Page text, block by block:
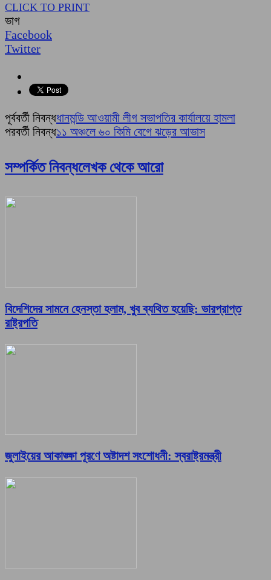
CLICK TO PRINT
ভাগ
Facebook
Twitter
পূর্ববর্তী নিবন্ধধানমন্ডি আওয়ামী লীগ সভাপতির কার্যালয়ে হামলা
পরবর্তী নিবন্ধ১১ অঞ্চলে ৬০ কিমি বেগে ঝড়ের আভাস
সম্পর্কিত নিবন্ধলেখক থেকে আরো
বিদেশিদের সামনে হেনস্তা হলাম, খুব ব্যথিত হয়েছি: ভারপ্রাপ্ত
রাষ্ট্রপতি
জুলাইয়ের আকাঙ্ক্ষা পূরণে অষ্টাদশ সংশোধনী: স্বরাষ্ট্রমন্ত্রী